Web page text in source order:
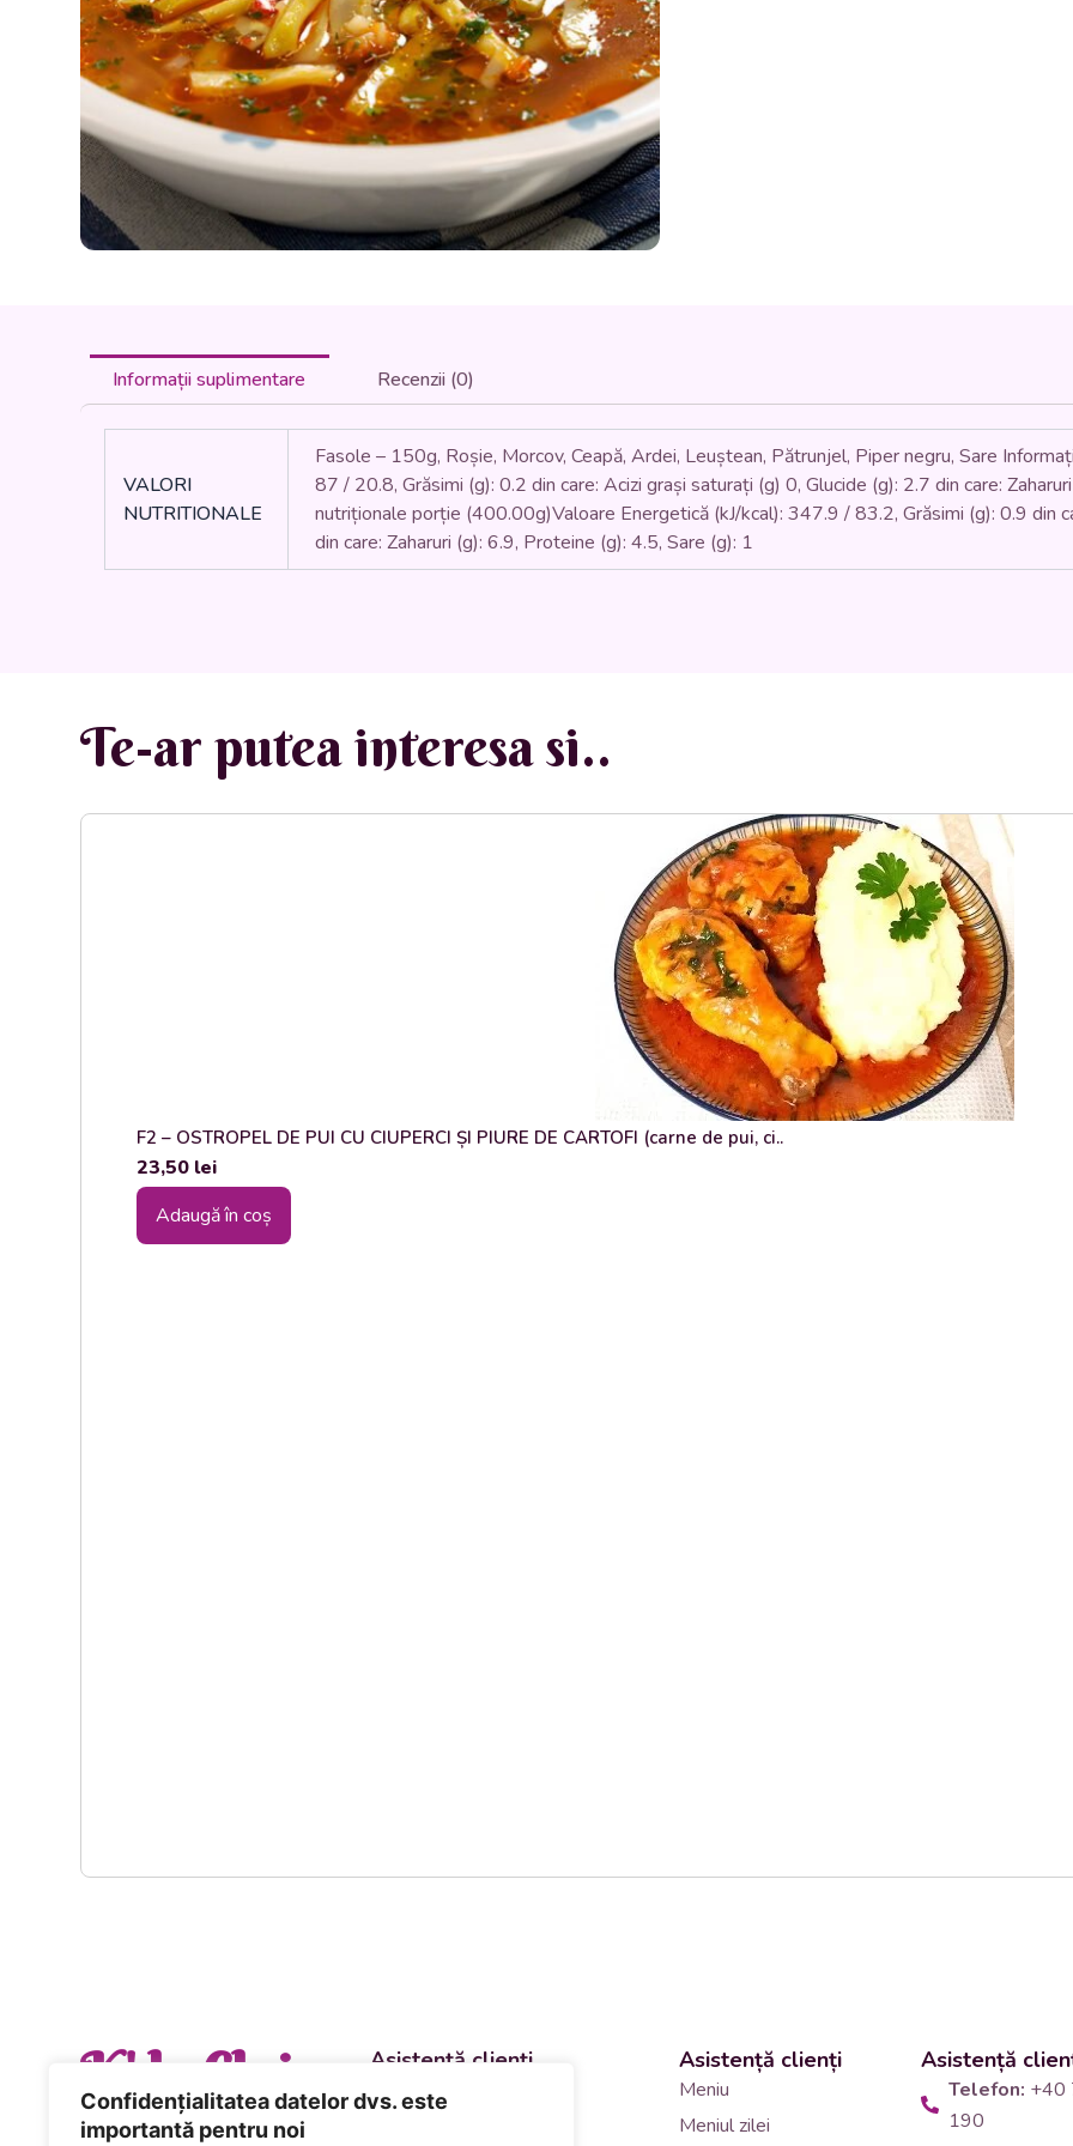
Confidențialitatea datelor dvs. este
importantă pentru noi
galbenă
păstăi,
ardei,
ceapă,
morcovi,
roșii,
pătrunjel,
leuștean)
-
400
Informații suplimentare Recenzii (0)
VALORI
NUTRITIONALE
Fasole – 150g, Roșie, Morcov, Ceapă, Ardei, Leuștean, Pătrunjel, Piper negru, Sare
87 / 20.8, Grăsimi (g): 0.2 din care: Acizi grași saturați (g) 0, Glucide (g): 2.7 din care:
nutriționale porție (400.00g)Valoare Energetică (kJ/kcal): 347.9 / 83.2, Grăsimi (g): 0.9 din
din care: Zaharuri (g): 6.9, Proteine (g): 4.5, Sare (g): 1
Te-ar putea interesa si..
F2 – OSTROPEL DE PUI CU CIUPERCI ȘI PIURE DE CARTOFI (carne de pui, ci..
23,50 lei
Adaugă în coș
K' la Cluj Asistență clienți
Departament vânzări și
Asistență clienți
Meniu
Meniul zilei
Asistență
Telefon: +40
190